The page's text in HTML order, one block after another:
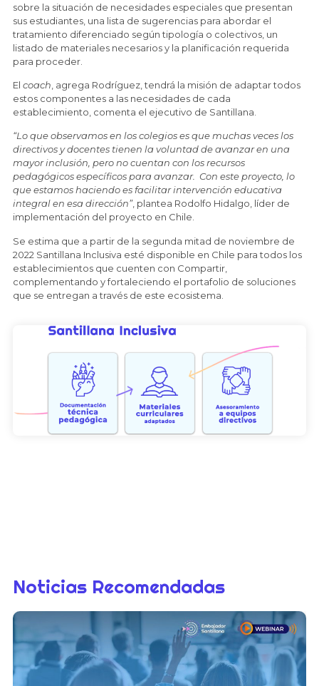
sobre la situación de necesidades especiales que presentan
sus estudiantes, una lista de sugerencias para abordar el
tratamiento diferenciado según tipología o colectivos, un
listado de materiales necesarios y la planificación requerida
para proceder.
El coach , agrega Rodríguez, tendrá la misión de adaptar todos
estos componentes a las necesidades de cada
establecimiento, comenta el ejecutivo de Santillana.
“Lo que observamos en los colegios es que muchas veces los
directivos y docentes tienen la voluntad de avanzar en una
mayor inclusión, pero no cuentan con los recursos
pedagógicos específicos para avanzar. Con este proyecto, lo
que estamos haciendo es facilitar intervención educativa
integral en esa dirección”, plantea Rodolfo Hidalgo, líder de
implementación del proyecto en Chile.
Se estima que a partir de la segunda mitad de noviembre de
2022 Santillana Inclusiva esté disponible en Chile para todos los
establecimientos que cuenten con Compartir,
complementando y fortaleciendo el portafolio de soluciones
que se entregan a través de este ecosistema.
Noticias Recomendadas